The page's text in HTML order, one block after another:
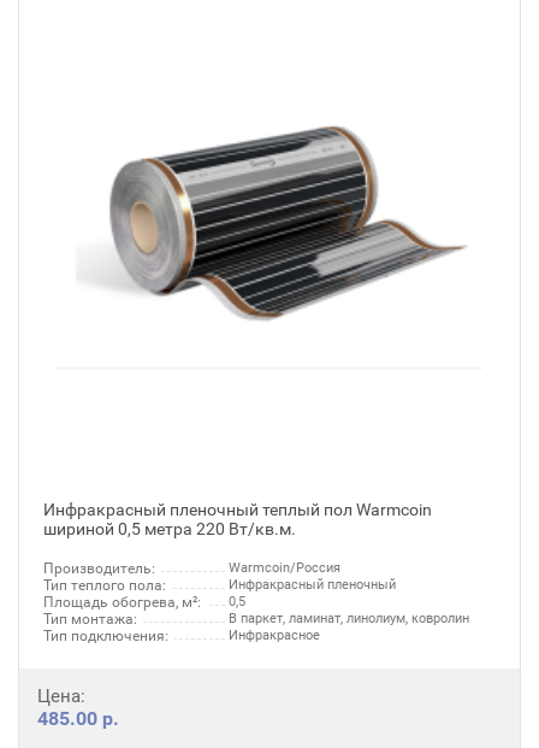
Инфракрасный пленочный теплый пол Warmcoin
шириной 0,5 метра 220 Вт/кв.м.
Производитель: Warmcoin/Россия
Тип теплого пола: Инфракрасный пленочный
Площадь обогрева, м²: 0,5
Тип монтажа: В паркет, ламинат, линолиум, ковролин
Тип подключения: Инфракрасное
Цена:
485.00 р.